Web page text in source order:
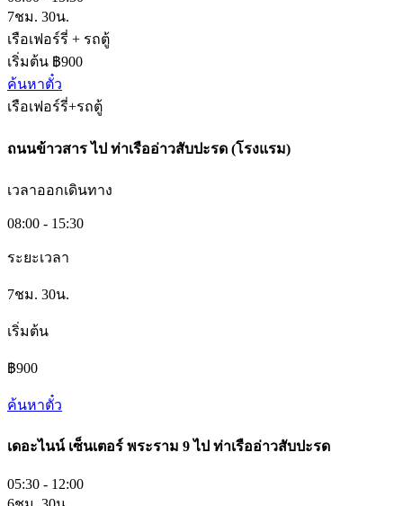
7ชม. 30น.
เรือเฟอร์รี่ + รถตู้
เริ่มต้น ฿900
ค้นหาตั๋ว
เรือเฟอร์รี่+รถตู้
ถนนข้าวสารไป ท่าเรืออ่าวสับปะรด (โรงแรม)
เวลาออกเดินทาง
08:00 - 15:30
ระยะเวลา
7ชม. 30น.
เริ่มต้น
฿900
ค้นหาตั๋ว
เดอะไนน์ เซ็นเตอร์ พระราม 9​ไป ท่าเรืออ่าวสับปะรด
05:30 - 12:00